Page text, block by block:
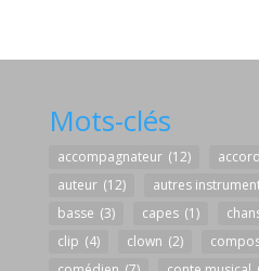
Mots-clés
accompagnateur (12)
auteur (12) autres
basse (3) capes (1)
clip (4) clown (2)